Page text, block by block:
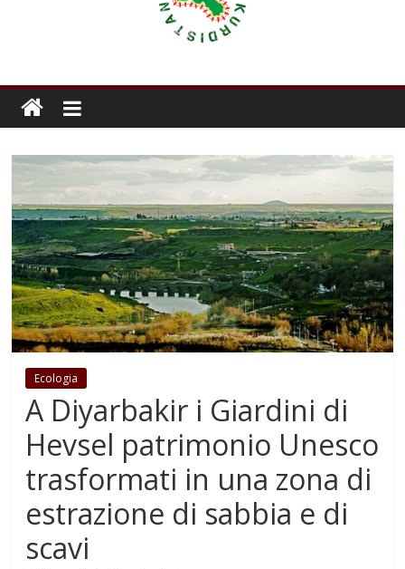
Ecologia
A Diyarbakir i Giardini di
Hevsel patrimonio Unesco
trasformati in una zona di
estrazione di sabbia e di
scavi